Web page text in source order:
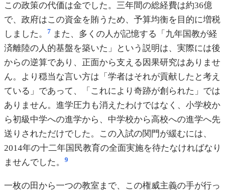
この政策の代価は金でした。三年間の総経費は約36億
で、政府はこの資金を賄うため、予算均衡を目的に増税
しました。
7 また、多くの人が記憶する「九年国教が経
済離陸の人的基盤を築いた」という説明は、実際には後
からの逆算であり、正面から支える因果研究はありませ
ん。より穏当な言い方は「学者はそれが貢献したと考え
ている」であって、「これにより奇跡が創られた」では
ありません。進学圧力も消えたわけではなく、小学校か
ら初級中学への進学から、中学校から高校への進学へ先
送りされただけでした。この入試の関門が緩むには、
2014年の十二年国民教育の全面実施を待たなければなり
ませんでした。
9
一枚の田から一つの教室まで、この権威主義の手が行っ